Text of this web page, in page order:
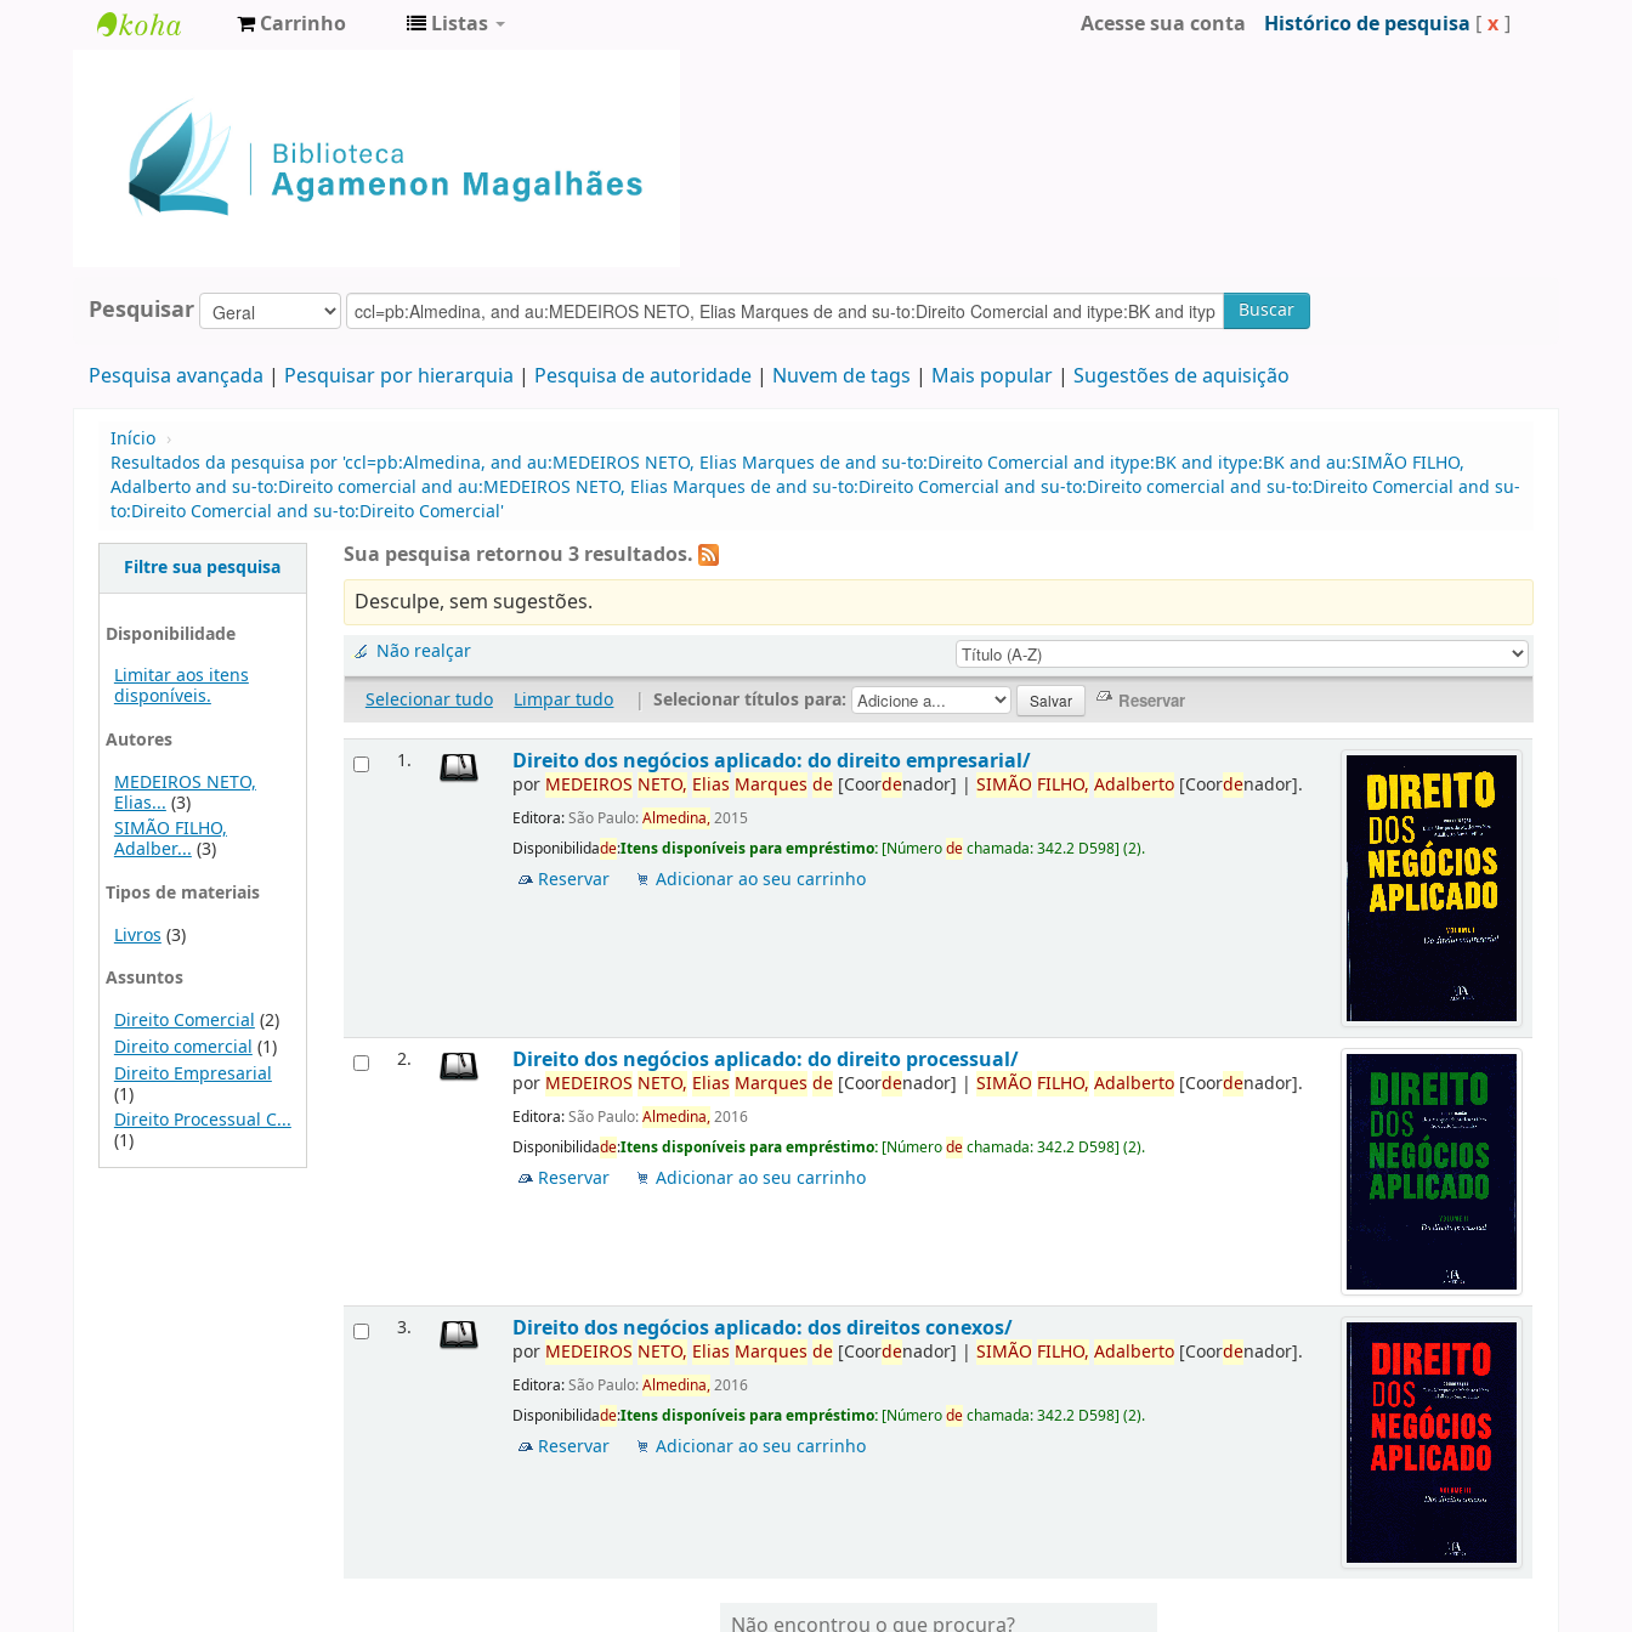
Agamenon
Magalhães
Carrinho Listas Acesse sua conta Histórico de pesquisa [ x ]
Pesquisar Buscar
Pesquisa avançada Pesquisar por hierarquia Pesquisa de autoridade Nuvem de tags Mais popular Sugestões de aquisição
Início ›
Resultados da pesquisa por 'ccl=pb:Almedina, and au:MEDEIROS NETO, Elias Marques de and su-to:Direito Comercial and itype:BK and itype:BK and au:SIMÃO FILHO,
Adalberto and su-to:Direito comercial and au:MEDEIROS NETO, Elias Marques de and su-to:Direito Comercial and su-to:Direito comercial and su-to:Direito Comercial and su-
to:Direito Comercial and su-to:Direito Comercial'
Filtre sua pesquisa
Disponibilidade
Limitar aos itens
disponíveis.
Autores
MEDEIROS NETO,
Elias... (3)
SIMÃO FILHO,
Adalber...(3)
Tipos de materiais
Livros (3)
Assuntos
Direito Comercial (2)
Direito comercial (1)
Direito Empresarial
(1)
Direito Processual C...
(1)
Sua pesquisa retornou 3 resultados.
Desculpe, sem sugestões.
Não realçar
Selecionar tudo
Limpar tudo | Selecionar títulos para:
1. Direito dos negócios aplicado: do direito empresarial/
por MEDEIROS NETO, Elias Marques de [Coordenador] |SIMÃO FILHO, Adalberto [Coordenador].
Editora:São Paulo:Almedina,2015
Disponibilidade:Itens disponíveis para empréstimo: [Númerodechamada:342.2 D598](2).
Reservar Adicionar ao seu carrinho
2. Direito dos negócios aplicado: do direito processual/
por MEDEIROS NETO, Elias Marques de [Coordenador] |SIMÃO FILHO, Adalberto [Coordenador].
Editora:São Paulo:Almedina,2016
Disponibilidade:Itens disponíveis para empréstimo: [Númerodechamada:342.2 D598](2).
Reservar Adicionar ao seu carrinho
3. Direito dos negócios aplicado: dos direitos conexos/
por MEDEIROS NETO, Elias Marques de [Coordenador] |SIMÃO FILHO, Adalberto [Coordenador].
Editora:São Paulo:Almedina,2016
Disponibilidade:Itens disponíveis para empréstimo: [Númerodechamada:342.2 D598](2).
Reservar Adicionar ao seu carrinho